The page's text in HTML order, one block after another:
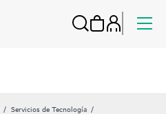
Servicios de Tecnología